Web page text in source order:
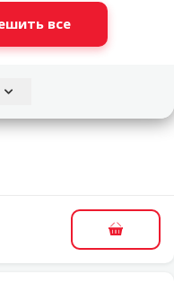
все
1,6 – 2,2 мм, 1 кг
В